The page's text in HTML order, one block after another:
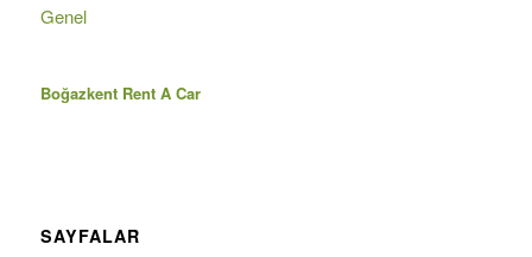
Genel
Boğazkent Rent A Car
SAYFALAR